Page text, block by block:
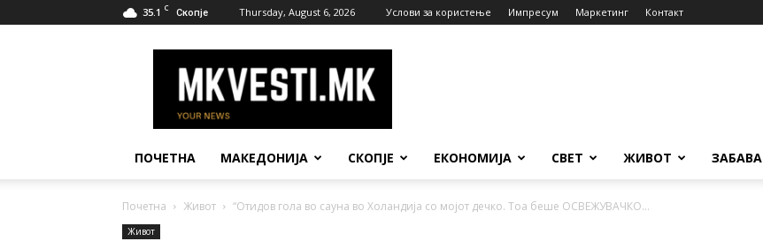
35.1 C Скопје Thursday, August 6, 2026 Услови за користење Импресум Маркетинг Контакт
Вести
ПОЧЕТНА МАКЕДОНИЈА СКОПЈЕ ЕКОНОМИЈА СВЕТ ЖИВОТ ЗАБАВА
Почетна Живот “Отидов гола во сауна во Холандија со мојот дечко. Тоа беше ОСВЕЖУВАЧКО...
Живот